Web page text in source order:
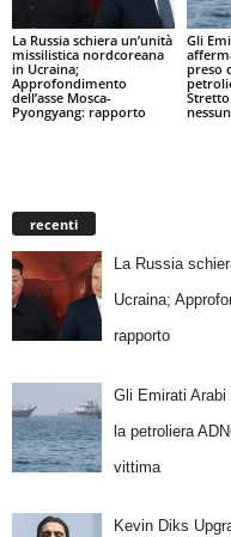
La Russia schiera un’unità
missilistica nordcoreana
in Ucraina;
Approfondimento
dell’asse Mosca-
Pyongyang: rapporto
Gli
preso
recenti
La Russia
Ucraina;
rapporto
Gli Emirati Arabi
la petroliera
vittima
Kevin Diks